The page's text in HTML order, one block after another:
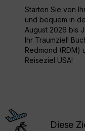
Starten Sie von
und bequem in
August 2026 bis
Ihr Traumziel!
Redmond (RDM)
Reiseziel USA!
Diese